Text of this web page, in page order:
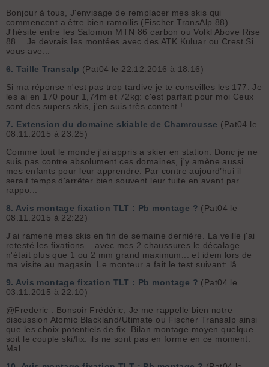
Bonjour à tous, J'envisage de remplacer mes skis qui
commencent a être bien ramollis (Fischer TransAlp 88).
J'hésite entre les Salomon MTN 86 carbon ou Volkl Above Rise
88... Je devrais les montées avec des ATK Kuluar ou Crest Si
vous ave...
6.Taille Transalp (Pat04 le 22.12.2016 à 18:16)
Si ma réponse n'est pas trop tardive je te conseilles les 177. Je
les ai en 170 pour 1,74m et 72kg: c'est parfait pour moi Ceux
sont des supers skis, j'en suis très content !
7. Extension du domaine skiable de Chamrousse (Pat04 le
08.11.2015 à 23:25)
Comme tout le monde j'ai appris a skier en station. Donc je ne
suis pas contre absolument ces domaines, j'y amène aussi
mes enfants pour leur apprendre. Par contre aujourd’hui il
serait temps d'arrêter bien souvent leur fuite en avant par
rappo...
8. Avis montage fixation TLT : Pb montage ? (Pat04 le
08.11.2015 à 22:22)
J'ai ramené mes skis en fin de semaine dernière. La veille j'ai
retesté les fixations... avec mes 2 chaussures le décalage
n'était plus que 1 ou 2 mm grand maximum... et idem lors de
ma visite au magasin. Le monteur a fait le test suivant: lâ...
9. Avis montage fixation TLT : Pb montage ? (Pat04 le
03.11.2015 à 22:10)
@Frederic : Bonsoir Frédéric, Je me rappelle bien notre
discussion Atomic Blackland/Utimate ou Fischer Transalp ainsi
que les choix potentiels de fix. Bilan montage moyen quelque
soit le couple ski/fix: ils ne sont pas en forme en ce moment.
Mal...